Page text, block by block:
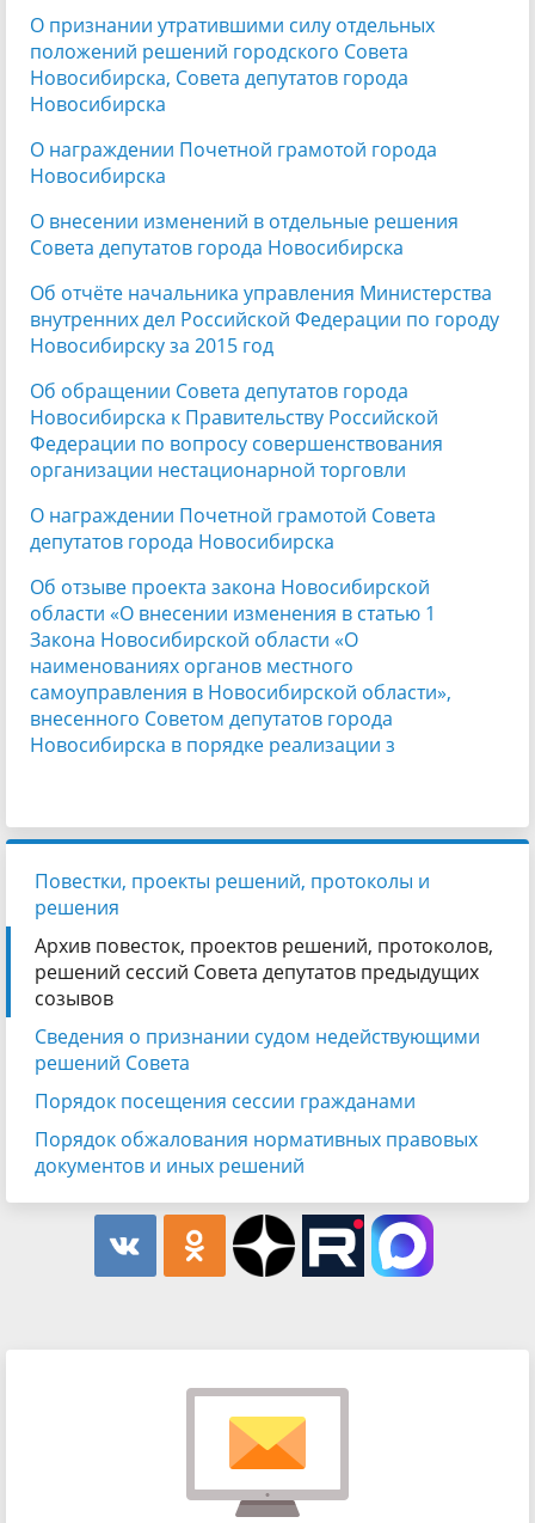
О признании утратившими силу отдельных
положений решений городского Совета
Новосибирска, Совета депутатов города
Новосибирска
О награждении Почетной грамотой города
Новосибирска
О внесении изменений в отдельные решения
Совета депутатов города Новосибирска
Об отчёте начальника управления Министерства
внутренних дел Российской Федерации по городу
Новосибирску за 2015 год
Об обращении Совета депутатов города
Новосибирска к Правительству Российской
Федерации по вопросу совершенствования
организации нестационарной торговли
О награждении Почетной грамотой Совета
депутатов города Новосибирска
Об отзыве проекта закона Новосибирской
области «О внесении изменения в статью 1
Закона Новосибирской области «О
наименованиях органов местного
самоуправления в Новосибирской области»,
внесенного Советом депутатов города
Новосибирска в порядке реализации з
Повестки, проекты решений, протоколы и
решения
Архив повесток, проектов решений, протоколов,
решений сессий Совета депутатов предыдущих
созывов
Сведения о признании судом недействующими
решений Совета
Порядок посещения сессии гражданами
Порядок обжалования нормативных правовых
документов и иных решений